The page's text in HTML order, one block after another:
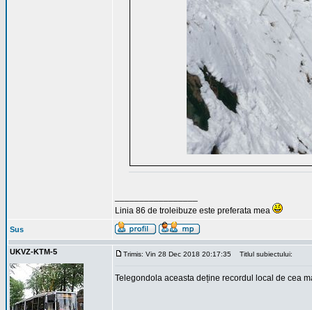
Linia 86 de troleibuze este preferata mea
Sus
UKVZ-KTM-5 Trimis: Vin 28 Dec 2018 20:17:35 Titlul subiectului:
Telegondola aceasta deține recordul local de cea